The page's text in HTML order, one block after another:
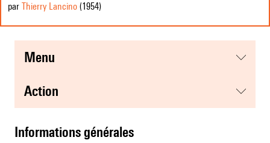
par Thierry Lancino (1954)
menu
action
informations générales